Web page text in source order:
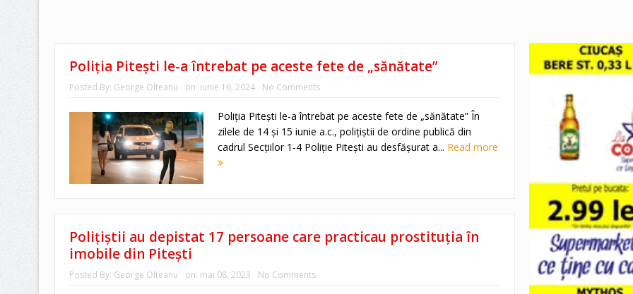
Poliția Pitești le-a întrebat pe aceste fete de „sănătate”
Posted By: George Olteanu on: iunie 16, 2024 No Comments
Poliția Pitești le-a întrebat pe aceste fete de „sănătate” În
zilele de 14 și 15 iunie a.c., polițiștii de ordine publică din
cadrul Secțiilor 1-4 Poliție Pitești au desfășurat a... Read more
Poliţiştii au depistat 17 persoane care practicau prostituţia în
imobile din Piteşti
Posted By: George Olteanu on: mai 08, 2023 No Comments